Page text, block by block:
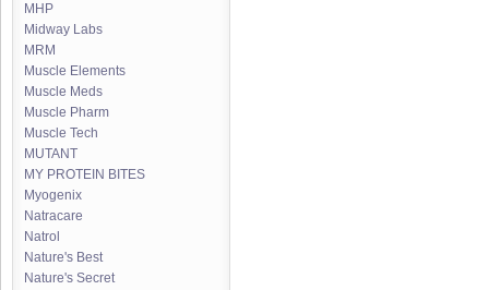
MHP
Midway Labs
MRM
Muscle Elements
Muscle Meds
Muscle Pharm
Muscle Tech
MUTANT
MY PROTEIN BITES
Myogenix
Natracare
Natrol
Nature's Best
Nature's Secret